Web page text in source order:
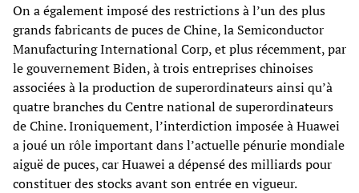
On a également imposé des restrictions à l’un des plus
grands fabricants de puces de Chine, la Semiconductor
Manufacturing International Corp, et plus récemment, par
le gouvernement Biden, à trois entreprises chinoises
associées à la production de superordinateurs ainsi qu’à
quatre branches du Centre national de superordinateurs
de Chine. Ironiquement, l’interdiction imposée à Huawei
a joué un rôle important dans l’actuelle pénurie mondiale
aiguë de puces, car Huawei a dépensé des milliards pour
constituer des stocks avant son entrée en vigueur.